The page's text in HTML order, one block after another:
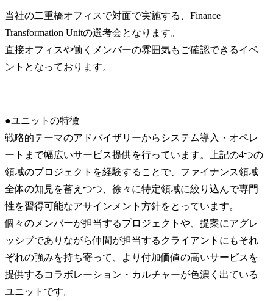
当社の二重橋オフィスで対面で実施する、Finance
Transformation Unitの選考会となります。
直接オフィスや働くメンバーの雰囲気もご確認できるイベ
ントとなっております。
●ユニットの特徴
戦略的テーマのアドバイザリーからシステム導入・オペレ
ートまで幅広いサービス提供を行っています。上記の4つの
領域のプロジェクトを経験することで、ファイナンス領域
全体の知見を蓄えつつ、徐々に特定領域に絞り込んで専門
性を習得可能なアサインメント方針をとっています。
個々のメンバーが担当するプロジェクトや、提案にアグレ
ッシブでありながら仲間が担当するクライアントにもそれ
ぞれの強みを持ち寄って、より付加価値の高いサービスを
提供するコラボレーション・カルチャーが色濃く出ている
ユニットです。